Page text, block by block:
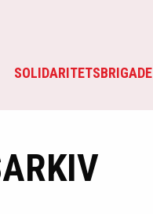
SOLIDARITETSBRIGADE